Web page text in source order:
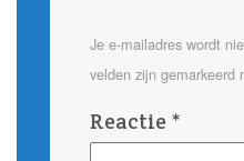
Je e-mailadres wordt
velden zijn gemarkeerd
Reactie *